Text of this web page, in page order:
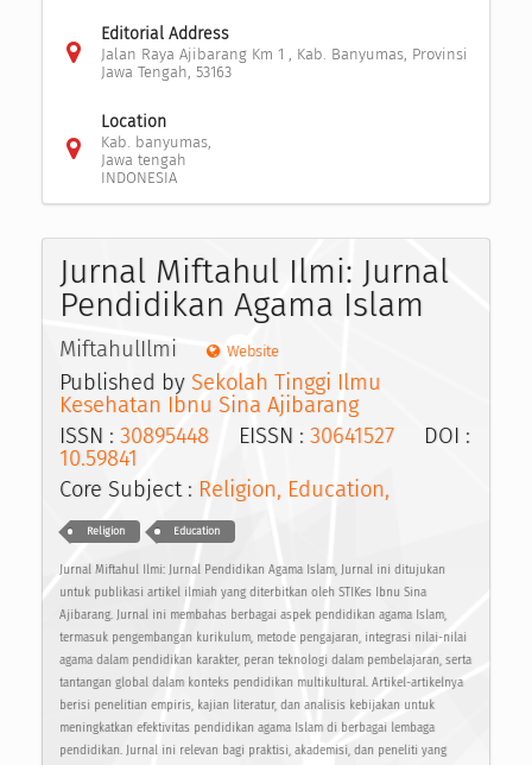
Editorial Address
Jalan Raya Ajibarang Km 1 , Kab. Banyumas, Provinsi
Jawa Tengah, 53163
Location
Kab. banyumas,
Jawa tengah
INDONESIA
Jurnal Miftahul Ilmi: Jurnal
Pendidikan Agama Islam
MiftahulIlmi Website
Published by Sekolah Tinggi Ilmu
Kesehatan Ibnu Sina Ajibarang
ISSN : 30895448 EISSN : 30641527 DOI :
10.59841
Core Subject : Religion, Education,
Religion Education
Jurnal Miftahul Ilmi: Jurnal Pendidikan Agama Islam, Jurnal ini ditujukan
untuk publikasi artikel ilmiah yang diterbitkan oleh STIKes Ibnu Sina
Ajibarang. Jurnal ini membahas berbagai aspek pendidikan agama Islam,
termasuk pengembangan kurikulum, metode pengajaran, integrasi nilai-nilai
agama dalam pendidikan karakter, peran teknologi dalam pembelajaran, serta
tantangan global dalam konteks pendidikan multikultural. Artikel-artikelnya
berisi penelitian empiris, kajian literatur, dan analisis kebijakan untuk
meningkatkan efektivitas pendidikan agama Islam di berbagai lembaga
pendidikan. Jurnal ini relevan bagi praktisi, akademisi, dan peneliti yang